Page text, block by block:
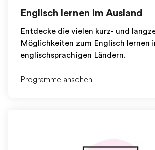
Englisch lernen im Ausland
Entdecke die vielen kurz- und
Möglichkeiten zum Englisch lernen
englischsprachigen Ländern.
Programme ansehen